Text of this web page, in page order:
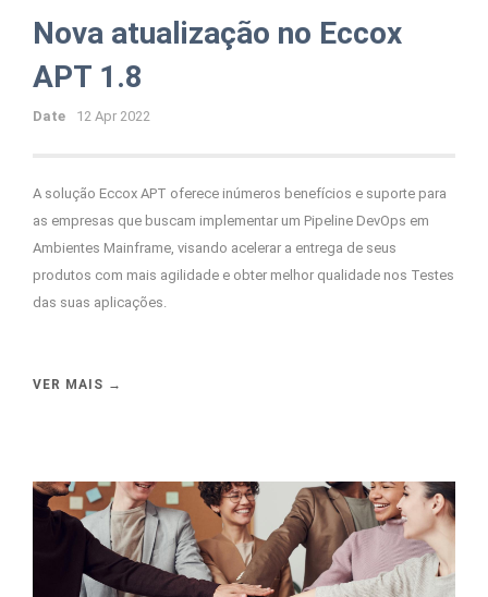
Nova atualização no Eccox
APT 1.8
Date 12 Apr 2022
A solução Eccox APT oferece inúmeros benefícios e suporte para
as empresas que buscam implementar um Pipeline DevOps em
Ambientes Mainframe, visando acelerar a entrega de seus
produtos com mais agilidade e obter melhor qualidade nos Testes
das suas aplicações.
VER MAIS →